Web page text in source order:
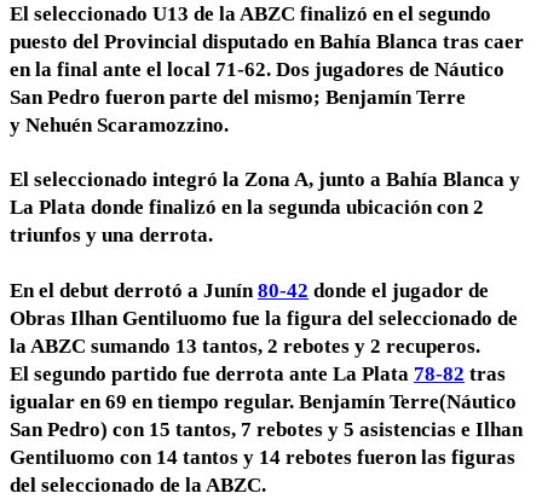
El seleccionado U13 de la ABZC finalizó en el segundo
puesto del Provincial disputado en Bahía Blanca tras caer
en la final ante el local 71-62. Dos jugadores de Náutico
San Pedro fueron parte del mismo; Benjamín Terre
y Nehuén Scaramozzino.
El seleccionado integró la Zona A, junto a Bahía Blanca y
La Plata donde finalizó en la segunda ubicación con 2
triunfos y una derrota.
En el debut derrotó a Junín80-42 donde el jugador de
Obras Ilhan Gentiluomo fue la figura del seleccionado de
la ABZC sumando 13 tantos, 2 rebotes y 2 recuperos.
El segundo partido fue derrota ante La Plata 78-82 tras
igualar en 69 en tiempo regular. Benjamín Terre(Náutico
San Pedro) con 15 tantos, 7 rebotes y 5 asistencias e Ilhan
Gentiluomo con 14 tantos y 14 rebotes fueron las figuras
del seleccionado de la ABZC.